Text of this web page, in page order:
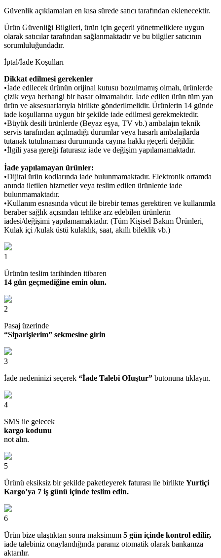
Güvenlik açıklamaları en kısa sürede satıcı tarafından eklenecektir.
Ürün Güvenliği Bilgileri, ürün için geçerli yönetmeliklere uygun
olarak satıcılar tarafından sağlanmaktadır ve bu bilgiler satıcının
sorumluluğundadır.
İptal/İade Koşulları
Dikkat edilmesi gerekenler
•İade edilecek ürünün orijinal kutusu bozulmamış olmalı, ürünlerde
çizik veya herhangi bir hasar olmamalıdır. İade edilen ürün tüm yan
ürün ve aksesuarlarıyla birlikte gönderilmelidir. Ürünlerin 14 günde
iade koşullarına uygun bir şekilde iade edilmesi gerekmektedir.
•Büyük desili ürünlerde (Beyaz eşya, TV vb.) ambalajın teknik
servis tarafından açılmadığı durumlar veya hasarlı ambalajlarda
tutanak tutulmaması durumunda cayma hakkı geçerli değildir.
•İlgili yasa gereği faturasız iade ve değişim yapılamamaktadır.
İade yapılamayan ürünler:
•Dijital ürün kodlarında iade bulunmamaktadır. Elektronik ortamda
anında iletilen hizmetler veya teslim edilen ürünlerde iade
bulunmamaktadır.
•Kullanım esnasında vücut ile birebir temas gerektiren ve kullanımla
beraber sağlık açısından tehlike arz edebilen ürünlerin
iadesi/değişimi yapılamamaktadır. (Tüm Kişisel Bakım Ürünleri,
Kulak içi /kulak üstü kulaklık, saat, akıllı bileklik vb.)
1
Ürünün teslim tarihinden itibaren
14 gün geçmediğine emin olun.
2
Pasaj üzerinde
“Siparişlerim” sekmesine girin
3
İade nedeninizi seçerek “İade Talebi OIuştur” butonuna tıklayın.
4
SMS ile gelecek
kargo kodunu
not alın.
5
Ürünü eksiksiz bir şekilde paketleyerek faturası ile birlikte Yurtiçi
Kargo’ya 7 iş günü içinde teslim edin.
6
Ürün bize ulaştıktan sonra maksimum 5 gün içinde kontrol edilir,
iade talebiniz onaylandığında paranız otomatik olarak bankanıza
aktarılır.